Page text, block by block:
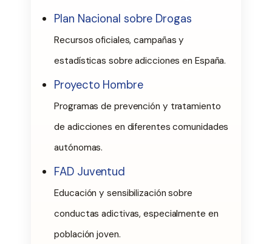
Plan Nacional sobre Drogas
Recursos oficiales, campañas y
estadísticas sobre adicciones en España.
Proyecto Hombre
Programas de prevención y tratamiento
de adicciones en diferentes comunidades
autónomas.
FAD Juventud
Educación y sensibilización sobre
conductas adictivas, especialmente en
población joven.